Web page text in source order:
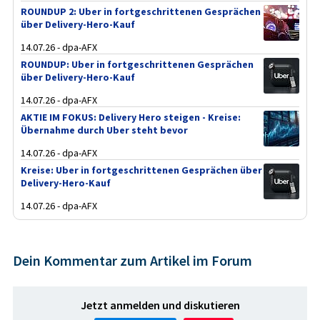
ROUNDUP 2: Uber in fortgeschrittenen Gesprächen
über Delivery-Hero-Kauf
14.07.26 - dpa-AFX
ROUNDUP: Uber in fortgeschrittenen Gesprächen
über Delivery-Hero-Kauf
14.07.26 - dpa-AFX
AKTIE IM FOKUS: Delivery Hero steigen - Kreise:
Übernahme durch Uber steht bevor
14.07.26 - dpa-AFX
Kreise: Uber in fortgeschrittenen Gesprächen über
Delivery-Hero-Kauf
14.07.26 - dpa-AFX
Dein Kommentar zum Artikel im Forum
Jetzt anmelden und diskutieren